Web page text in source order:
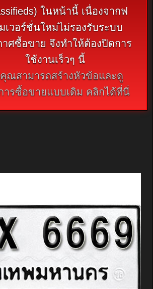
ในหน้านี้ เนื่องจากฟ
เวอร์ชั่นใหม่ไม่รองรับระบบ
าศซื้อขาย จึงทำให้ต้องปิดการ
ใช้งานเร็วๆ นี้
ณสามารถสร้างหัวข้อและดู
ารซื้อขายแบบเดิม คลิกได้ที่นี่